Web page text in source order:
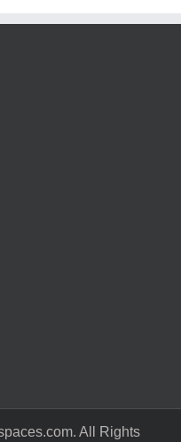
All Rights